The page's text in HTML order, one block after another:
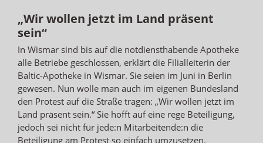
„Wir wollen jetzt im Land präsent
sein“
In Wismar sind bis auf die notdiensthabende Apotheke
alle Betriebe geschlossen, erklärt die Filialleiterin der
Baltic-Apotheke in Wismar. Sie seien im Juni in Berlin
gewesen. Nun wolle man auch im eigenen Bundesland
den Protest auf die Straße tragen: „Wir wollen jetzt im
Land präsent sein.“ Sie hofft auf eine rege Beteiligung,
jedoch sei nicht für jede:n Mitarbeitende:n die
Beteiligung am Protest so einfach umzusetzen.